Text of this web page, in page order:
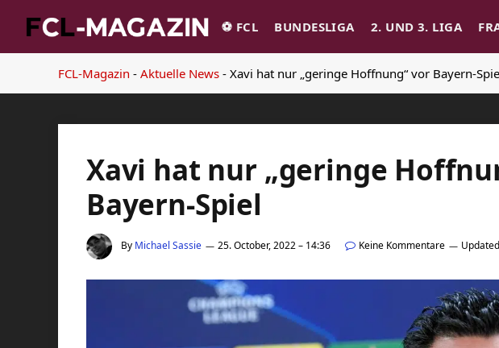
⚽️ FCL BUNDESLIGA 2. UND 3. LIGA
FCL-Magazin - Aktuelle News - Xavi hat nur „geringe Hoffnung“ vor Bayern-
Xavi hat nur „geringe
Bayern-Spiel
By Michael Sassie 25. October, 2022 – 14:36 Keine Kommentare